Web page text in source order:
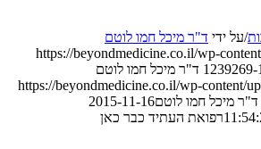
ד"ר מיכל חמו לוטם
https://beyondmedicine.co.il/wp-
ד"ר מיכל חמו לוטם
https://beyondmedicine.co.il/wp-
חמו לוטם2015-11-16
רפואת העתיד כבר כאן